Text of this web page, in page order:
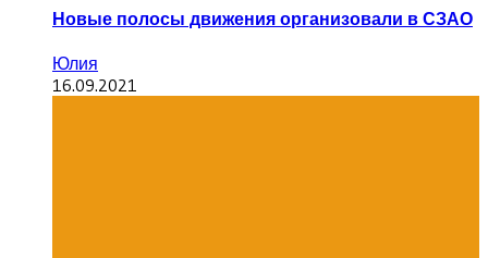
Новые полосы движения организовали в СЗАО
Юлия
16.09.2021